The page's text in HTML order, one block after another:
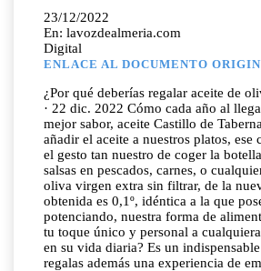
23/12/2022
En: lavozdealmeria.com
Digital
ENLACE AL DOCUMENTO
¿Por qué deberías regalar aceite de
· 22 dic. 2022 Cómo cada año al
mejor sabor, aceite Castillo de
añadir el aceite a nuestros platos,
el gesto tan nuestro de coger la
salsas en pescados, carnes, o
oliva virgen extra sin filtrar, de la
obtenida es 0,1º, idéntica a la que
potenciando, nuestra forma de
tu toque único y personal a
en su vida diaria? Es un
regalas además una experiencia de